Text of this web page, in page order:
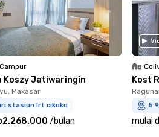
Campur
Koszy Jatiwaringin
Makasar
stasiun lrt cikoko
/bulan
Kost
mulai